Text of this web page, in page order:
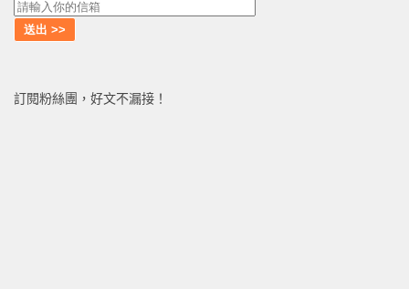
訂閱粉絲團，好文不漏接！